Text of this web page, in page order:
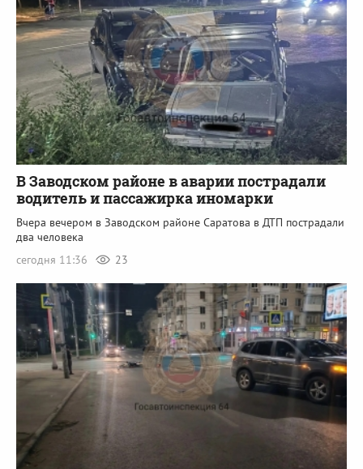
В Заводском районе в аварии пострадали
водитель и пассажирка иномарки
Вчера вечером в Заводском районе Саратова в ДТП пострадали
два человека
сегодня 11:36
23